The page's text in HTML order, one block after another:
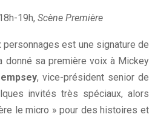
19h, Scène Première
personnages est une signature de
donné sa première voix à Mickey
, vice-président senior de
invités très spéciaux, alors
le micro » pour des histoires et